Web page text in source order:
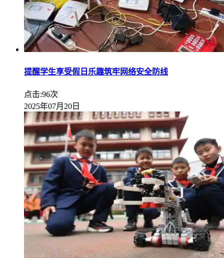
提醒学生享受假日乐趣筑牢网络安全防线
点击:96次
2025年07月20日